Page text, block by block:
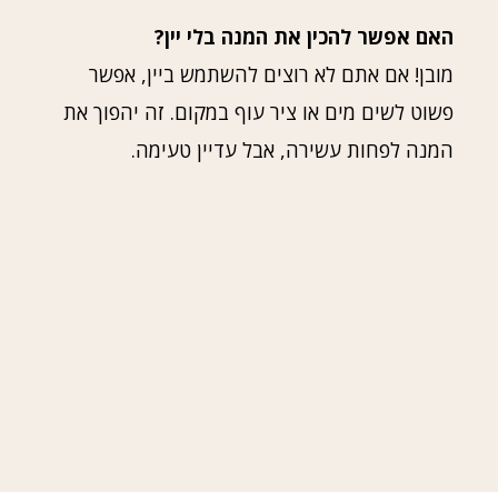
האם אפשר להכין את המנה בלי יין?
מובן! אם אתם לא רוצים להשתמש ביין, אפשר
פשוט לשים מים או ציר עוף במקום. זה יהפוך את
המנה לפחות עשירה, אבל עדיין טעימה.